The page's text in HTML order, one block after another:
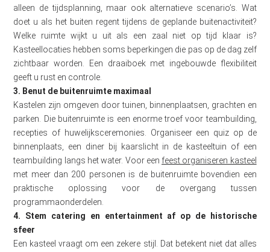
alleen de tijdsplanning, maar ook alternatieve scenario’s. Wat
doet u als het buiten regent tijdens de geplande buitenactiviteit?
Welke ruimte wijkt u uit als een zaal niet op tijd klaar is?
Kasteellocaties hebben soms beperkingen die pas op de dag zelf
zichtbaar worden. Een draaiboek met ingebouwde flexibiliteit
geeft u rust en controle.
3. Benut de buitenruimte maximaal
Kastelen zijn omgeven door tuinen, binnenplaatsen, grachten en
parken. Die buitenruimte is een enorme troef voor teambuilding,
recepties of huwelijksceremonies. Organiseer een quiz op de
binnenplaats, een diner bij kaarslicht in de kasteeltuin of een
teambuilding langs het water. Voor een feest organiseren kasteel
met meer dan 200 personen is de buitenruimte bovendien een
praktische oplossing voor de overgang tussen
programmaonderdelen.
4. Stem catering en entertainment af op de historische
sfeer
Een kasteel vraagt om een zekere stijl. Dat betekent niet dat alles